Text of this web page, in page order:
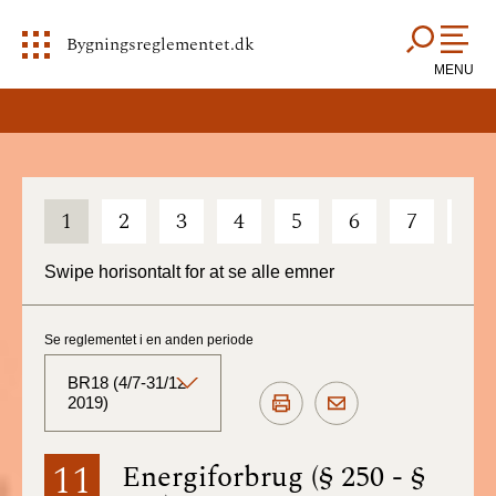
Bygningsreglementet.dk
MENU
1 2 3 4 5 6 7
Swipe horisontalt for at se alle emner
11 Energiforbrug (§ 250 - §
Se reglementet i en anden periode
BR18 (4/7-31/12
2019)
BR18 (Aktuelt)